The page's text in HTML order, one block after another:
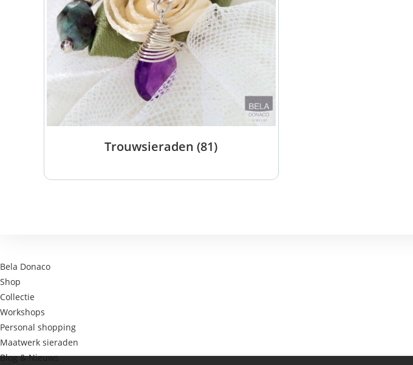
Trouwsieraden(81)
Bela Donaco
Shop
Collectie
Workshops
Personal shopping
Maatwerk sieraden
Blog & Nieuws